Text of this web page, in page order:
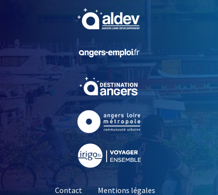
, Ouvre une nouvelle
, Ouvre une nouvelle
Contact Mentions légales